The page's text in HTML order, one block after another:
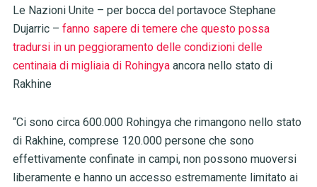
Le Nazioni Unite – per bocca del portavoce Stephane
Dujarric – fanno sapere di temere che questo possa
tradursi in un peggioramento delle condizioni delle
centinaia di migliaia di Rohingyaancora nello stato di
Rakhine
“Ci sono circa 600.000 Rohingya che rimangono nello stato
di Rakhine, comprese 120.000 persone che sono
effettivamente confinate in campi, non possono muoversi
liberamente e hanno un accesso estremamente limitato ai